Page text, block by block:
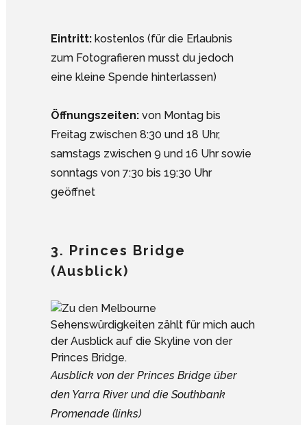
Eintritt: kostenlos (für die Erlaubnis
zum Fotografieren musst du jedoch
eine kleine Spende hinterlassen)
Öffnungszeiten: von Montag bis
Freitag zwischen 8:30 und 18 Uhr,
samstags zwischen 9 und 16 Uhr sowie
sonntags von 7:30 bis 19:30 Uhr
geöffnet
3. Princes Bridge
(Ausblick)
Ausblick von der Princes Bridge über
den Yarra River und die Southbank
Promenade (links)